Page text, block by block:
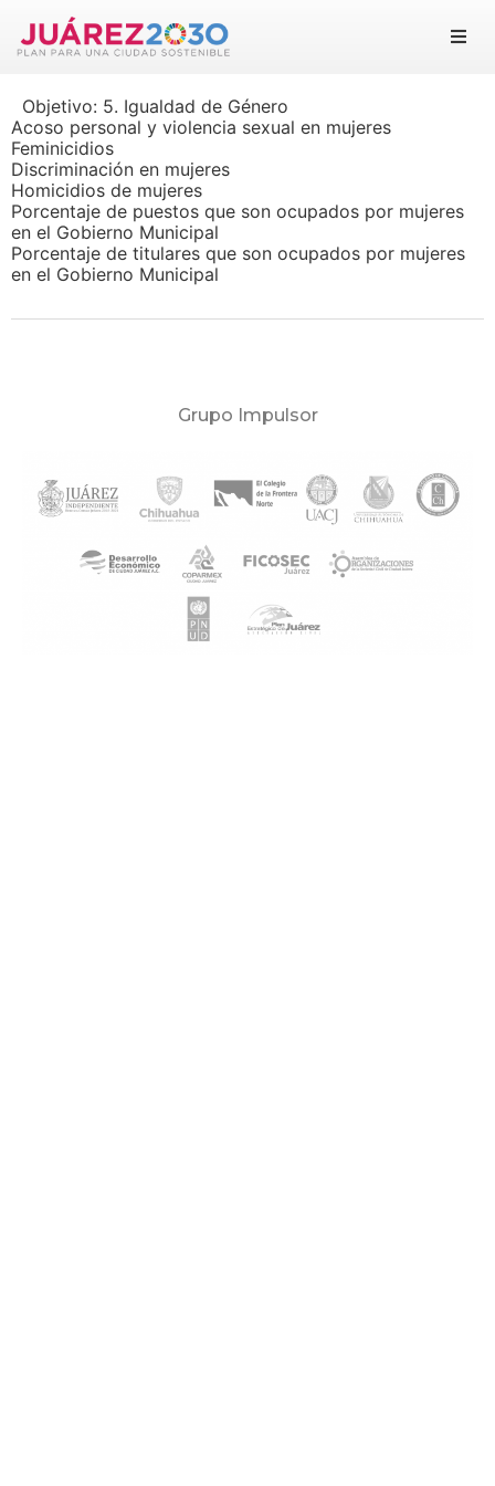
Objetivos
Objetivo: 5. Igualdad de Género
Acoso personal y violencia sexual en mujeres
Feminicidios
Discriminación en mujeres
Homicidios de mujeres
Porcentaje de puestos que son ocupados por mujeres
en el Gobierno Municipal
Porcentaje de titulares que son ocupados por mujeres
en el Gobierno Municipal
Grupo Impulsor